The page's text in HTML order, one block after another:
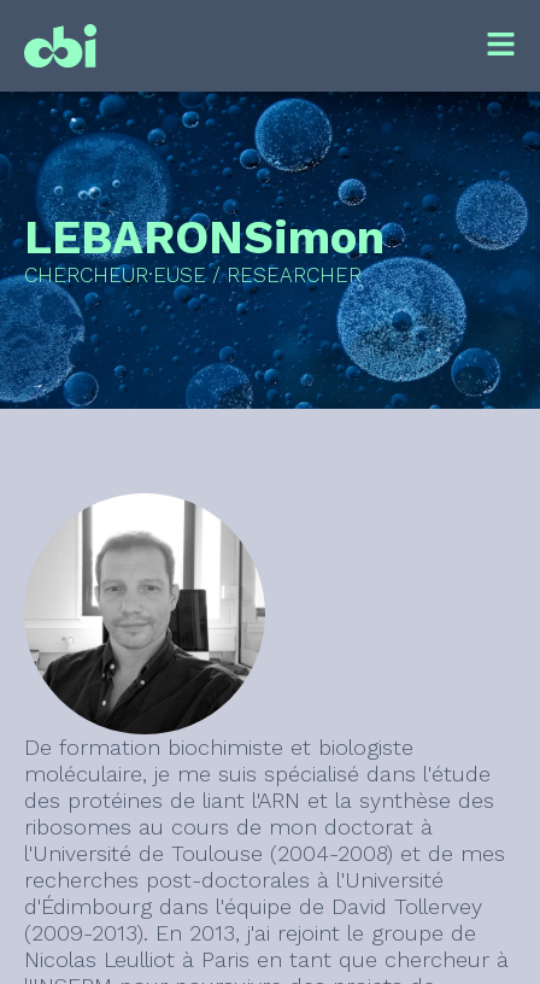
LEBARONSimon
CHERCHEUR·EUSE / RESEARCHER
De formation biochimiste et biologiste
moléculaire, je me suis spécialisé dans l'étude
des protéines de liant l'ARN et la synthèse des
ribosomes au cours de mon doctorat à
l'Université de Toulouse (2004-2008) et de mes
recherches post-doctorales à l'Université
d'Édimbourg dans l'équipe de David Tollervey
(2009-2013). En 2013, j'ai rejoint le groupe de
Nicolas Leulliot à Paris en tant que chercheur à